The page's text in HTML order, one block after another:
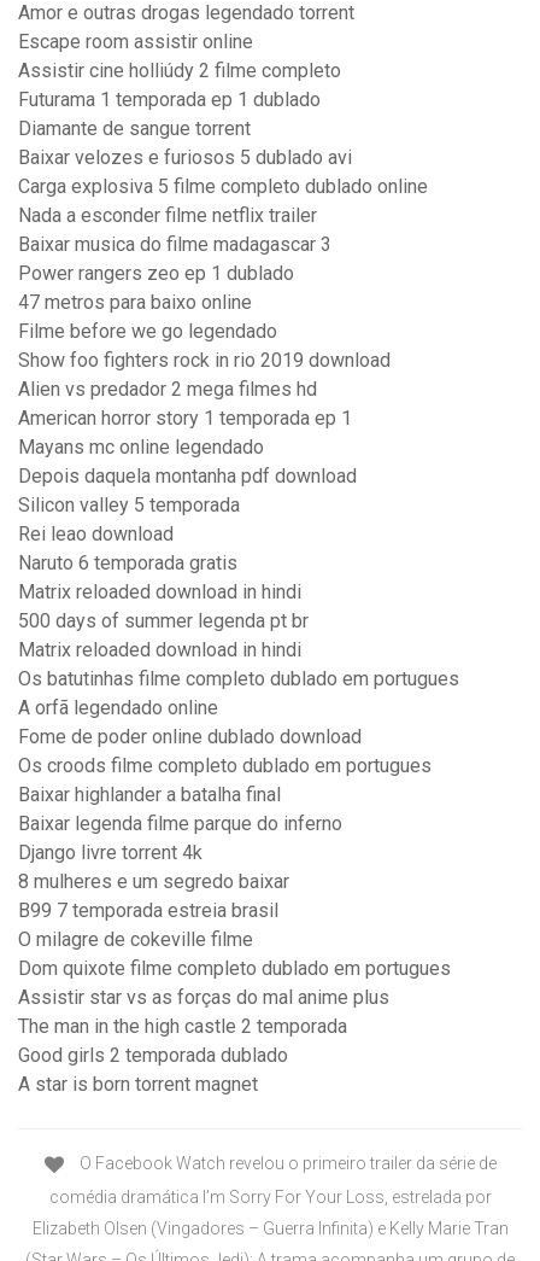
Amor e outras drogas legendado torrent
Escape room assistir online
Assistir cine holliúdy 2 filme completo
Futurama 1 temporada ep 1 dublado
Diamante de sangue torrent
Baixar velozes e furiosos 5 dublado avi
Carga explosiva 5 filme completo dublado online
Nada a esconder filme netflix trailer
Baixar musica do filme madagascar 3
Power rangers zeo ep 1 dublado
47 metros para baixo online
Filme before we go legendado
Show foo fighters rock in rio 2019 download
Alien vs predador 2 mega filmes hd
American horror story 1 temporada ep 1
Mayans mc online legendado
Depois daquela montanha pdf download
Silicon valley 5 temporada
Rei leao download
Naruto 6 temporada gratis
Matrix reloaded download in hindi
500 days of summer legenda pt br
Matrix reloaded download in hindi
Os batutinhas filme completo dublado em portugues
A orfã legendado online
Fome de poder online dublado download
Os croods filme completo dublado em portugues
Baixar highlander a batalha final
Baixar legenda filme parque do inferno
Django livre torrent 4k
8 mulheres e um segredo baixar
B99 7 temporada estreia brasil
O milagre de cokeville filme
Dom quixote filme completo dublado em portugues
Assistir star vs as forças do mal anime plus
The man in the high castle 2 temporada
Good girls 2 temporada dublado
A star is born torrent magnet
O Facebook Watch revelou o primeiro trailer da série de
comédia dramática I’m Sorry For Your Loss, estrelada por
Elizabeth Olsen (Vingadores – Guerra Infinita) e Kelly Marie Tran